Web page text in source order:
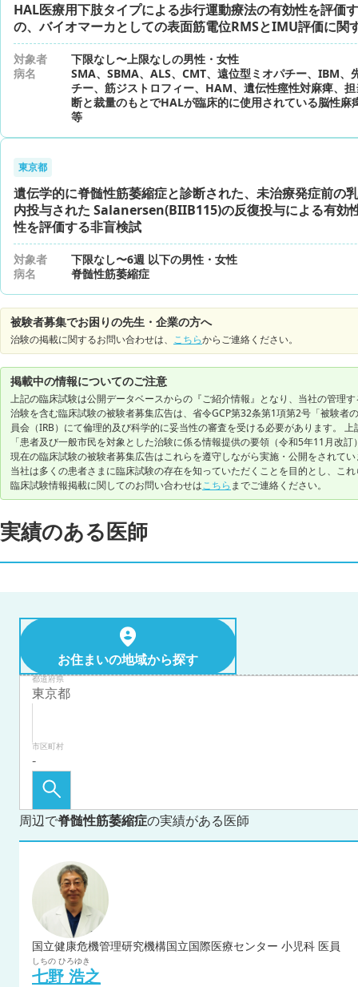
HAL医療用下肢タイプによる歩行運動療法の有効性を評価
の、バイオマーカとしての表面筋電位RMSとIMU評価に関
対象者
下限なし〜上限なしの男性・女性
病名
SMA、SBMA、ALS、CMT、遠位型ミオパチー、IBM、
チー、筋ジストロフィー、HAM、遺伝性痙性対麻痺、
断と裁量のもとでHALが臨床的に使用されている脳性麻
等
東京都
遺伝学的に脊髄性筋萎縮症と診断された、未治療発症前の
内投与された Salanersen(BIIB115)の反復投与による有効
性を評価する非盲検試
対象者
下限なし〜6週 以下の男性・女性
病名
脊髄性筋萎縮症
被験者募集でお困りの先生・企業の方へ
治験の掲載に関するお問い合わせは、 こちらからご連絡ください。
掲載中の情報についてのご注意
上記の臨床試験は公開データベースからの『ご紹介情報』となり、当社の管理
治験を含む臨床試験の被験者募集広告は、省令GCP第32条第1項第2号「被験者
員会（IRB）にて倫理的及び科学的に妥当性の審査を受ける必要があります。
「患者及び一般市民を対象とした治験に係る情報提供の要領（令和5年11月改
現在の臨床試験の被験者募集広告はこれらを遵守しながら実施・公開をされて
当社は多くの患者さまに臨床試験の存在を知っていただくことを目的とし、こ
臨床試験情報掲載に関してのお問い合わせはこちら までご連絡ください。
実績のある医師
お住まいの地域から探す
都道府県
市区町村
周辺で脊髄性筋萎縮症の実績がある医師
国立健康危機管理研究機構国立国際医療センター 小児科 医員
しちの ひろゆき
七野 浩之